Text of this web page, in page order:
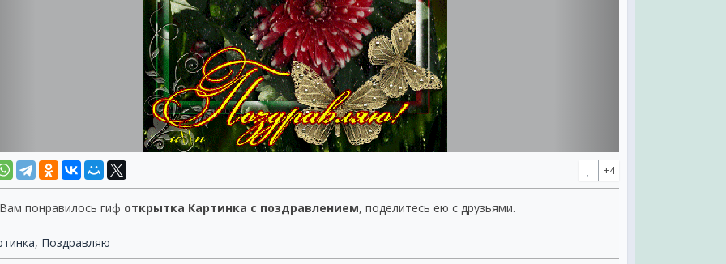
+4
понравилось гиф открытка Картинка с поздравлением, поделитесь ею с друзьями.
, Поздравляю